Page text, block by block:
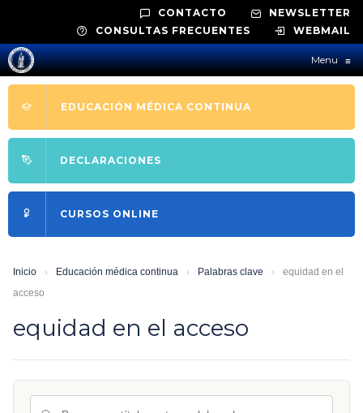
CONTACTO
NEWSLETTER
CONSULTAS FRECUENTES
WEBMAIL
Menu≡
EDUCACIÓN MÉDICA CONTINUA
DECLARACIONES
CURSOS ONLINE
Inicio › Educación médica continua › Palabras clave ›
equidad en el
acceso
equidad en el acceso